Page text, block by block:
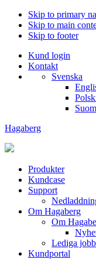
Skip to primary
Skip to main
Skip to footer
Kund login
Kontakt
Svenska
Hagaberg
Produkter
Kundcase
Support
Om Hagaberg
Om
Lediga jobb
Kundportal